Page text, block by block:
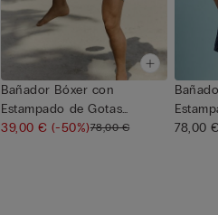
Bañador Bóxer con
Estampado de Gotas
Azul/Blanco
39,00 €(-50%)78,00 €
78,00